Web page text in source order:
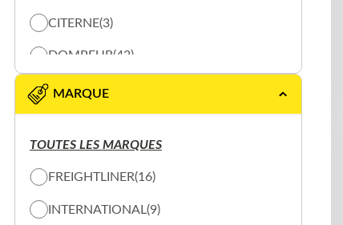
CITERNE(3)
DOMPEUR(42)
DÉCHET (16)
GRUE(15)
PLATEFORME (3)
RÉFRIGÉRÉE(20)
MARQUE
TOUTES LES MARQUES
FREIGHTLINER(16)
INTERNATIONAL(9)